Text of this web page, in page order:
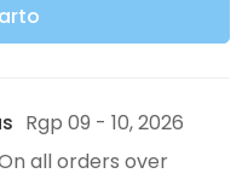
Rgp 09 - 10, 2026
all orders over